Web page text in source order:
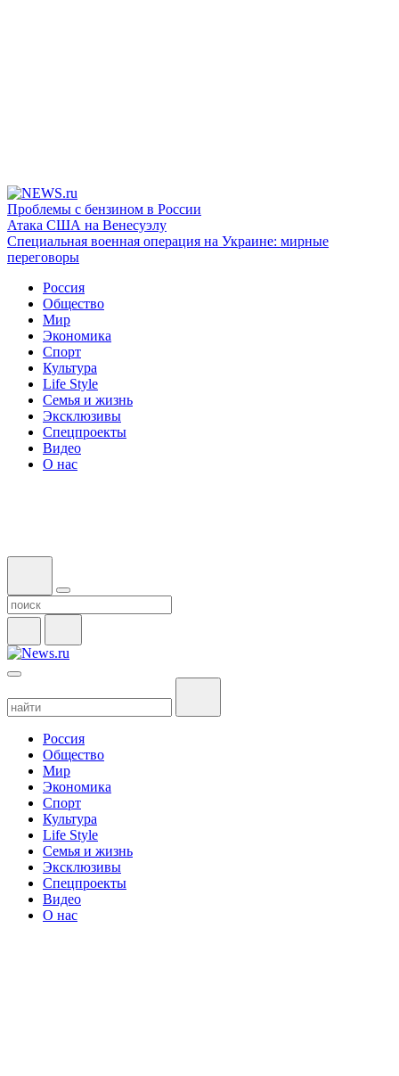
Проблемы с бензином в России
Атака США на Венесуэлу
Специальная военная операция на Украине: мирные
переговоры
Россия
Общество
Мир
Экономика
Спорт
Культура
Life Style
Семья и жизнь
Эксклюзивы
Спецпроекты
Видео
О нас
Россия
Общество
Мир
Экономика
Спорт
Культура
Life Style
Семья и жизнь
Эксклюзивы
Спецпроекты
Видео
О нас